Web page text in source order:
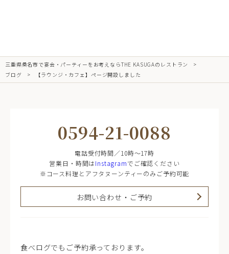
三重県桑名市で宴会・パーティーをお考えならTHE KASUGAのレストラン
ブログ
【ラウンジ・カフェ】ページ開設しました
0594-21-0088
電話受付時間／10時～17時
営業日・時間はInstagramでご確認ください
※コース料理とアフタヌーンティーのみご予約可能
お問い合わせ・ご予約
食べログでもご予約承っております。